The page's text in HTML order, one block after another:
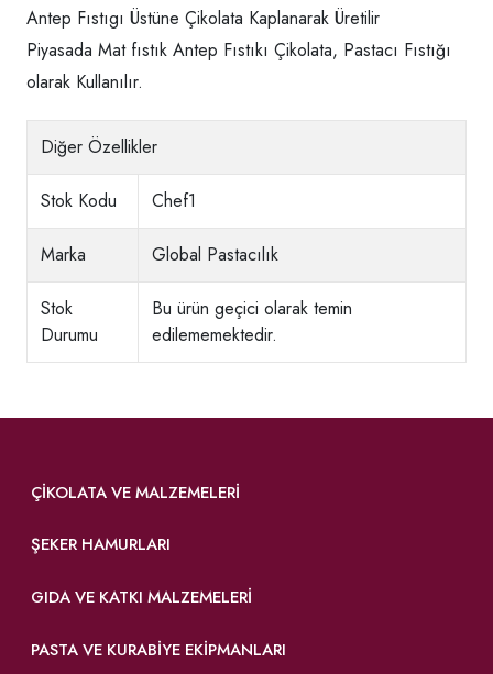
Antep Fıstıgı Üstüne Çikolata Kaplanarak Üretilir
Piyasada Mat fıstık Antep Fıstıkı Çikolata, Pastacı Fıstığı
olarak Kullanılır.
Diğer Özellikler
Stok Kodu Chef1
Marka Global Pastacılık
Stok
Durumu
Bu ürün geçici olarak temin
edilememektedir.
ÇIKOLATA VE MALZEMELERI
ŞEKER HAMURLARI
GIDA VE KATKI MALZEMELERI
PASTA VE KURABIYE EKIPMANLARI